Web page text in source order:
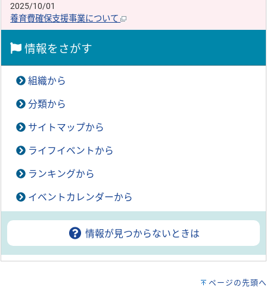
2025/10/01
養育費確保支援事業について
情報をさがす
組織から
分類から
サイトマップから
ライフイベントから
ランキングから
イベントカレンダーから
情報が見つからないときは
ページの先頭へ